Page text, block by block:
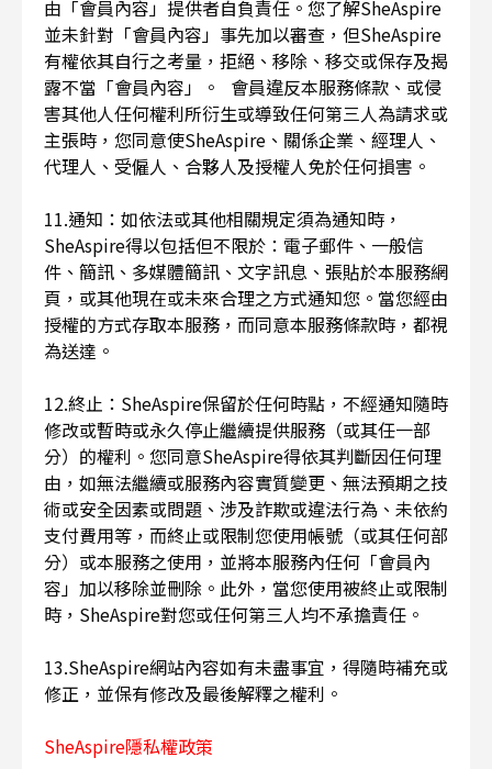
由「會員內容」提供者自負責任。您了解SheAspire
並未針對「會員內容」事先加以審查，但SheAspire
有權依其自行之考量，拒絕、移除、移交或保存及揭
露不當「會員內容」。 會員違反本服務條款、或侵
害其他人任何權利所衍生或導致任何第三人為請求或
主張時，您同意使SheAspire、關係企業、經理人、
代理人、受僱人、合夥人及授權人免於任何損害。
11.通知：如依法或其他相關規定須為通知時，
SheAspire得以包括但不限於：電子郵件、一般信
件、簡訊、多媒體簡訊、文字訊息、張貼於本服務網
頁，或其他現在或未來合理之方式通知您。當您經由
授權的方式存取本服務，而同意本服務條款時，都視
為送達。
12.終止：SheAspire保留於任何時點，不經通知隨時
修改或暫時或永久停止繼續提供服務（或其任一部
分）的權利。您同意SheAspire得依其判斷因任何理
由，如無法繼續或服務內容實質變更、無法預期之技
術或安全因素或問題、涉及詐欺或違法行為、未依約
支付費用等，而終止或限制您使用帳號（或其任何部
分）或本服務之使用，並將本服務內任何「會員內
容」加以移除並刪除。此外，當您使用被終止或限制
時，SheAspire對您或任何第三人均不承擔責任。
13.SheAspire網站內容如有未盡事宜，得隨時補充或
修正，並保有修改及最後解釋之權利。
SheAspire隱私權政策